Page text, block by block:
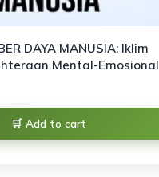
DAYA MANUSIA: Iklim
Mental-Emosional
Add to cart